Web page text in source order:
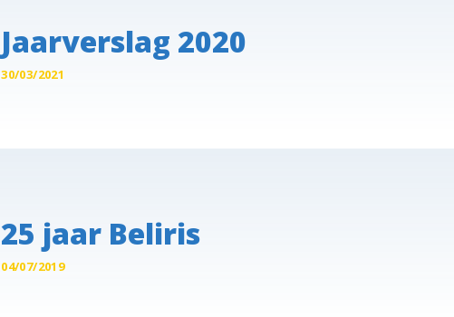
Jaarverslag 2020
30/03/2021
25 jaar Beliris
04/07/2019